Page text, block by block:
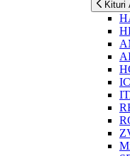
Kituri